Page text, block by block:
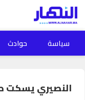
سياسة حوادث
النصيري يسكت